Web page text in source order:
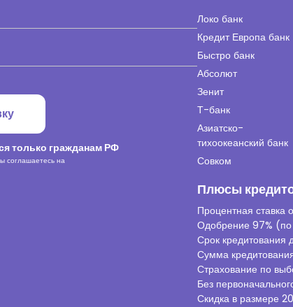
только гражданам РФ
соглашаетесь на
Локо банк
Кредит Европа банк
Быстро банк
Абсолют
Зенит
Т-банк
Азиатско-
тихоокеанский банк
Совком
Плюсы
Процентная ставка
Одобрение 97%
Срок кредитования
Сумма
Страхование по
Без
Скидка в размере